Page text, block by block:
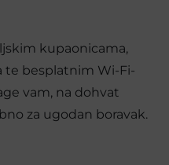
kupaonicama,
te besplatnim Wi-Fi-
vam, na dohvat
za ugodan boravak.